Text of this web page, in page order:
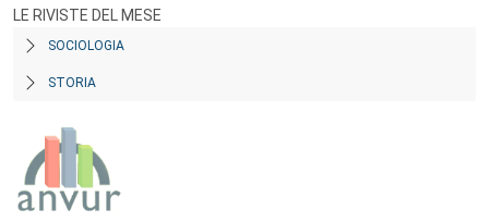
LE RIVISTE DEL MESE
SOCIOLOGIA
STORIA